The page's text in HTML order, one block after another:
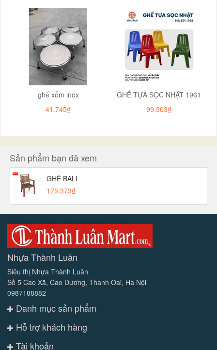
ghế xổm inox
41.745₫
GHẾ TỰA SỌC NHẬT 1961
99.303₫
Sản phẩm bạn đã xem
GHẾ BALI
175.373₫
Nhựa Thành Luân
Siêu thị Nhựa Thành Luân
Số 5 Cao Xã, Cao Dương, Thanh Oai, Hà Nội
0987188882
Danh mục sản phẩm
Hỗ trợ khách hàng
Tài khoản